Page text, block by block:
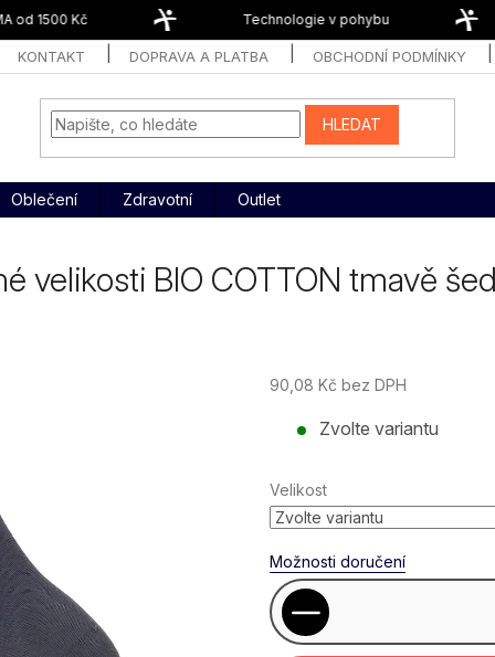
od 1500 Kč Technologie v pohybu
KONTAKT DOPRAVA A PLATBA OBCHODNÍ PODMÍNKY
HLEDAT
Oblečení Zdravotní Outlet
velikosti BIO COTTON tmavě
90,08 Kč bez DPH
cena:
Zvolte variantu
Velikost
Možnosti doručení